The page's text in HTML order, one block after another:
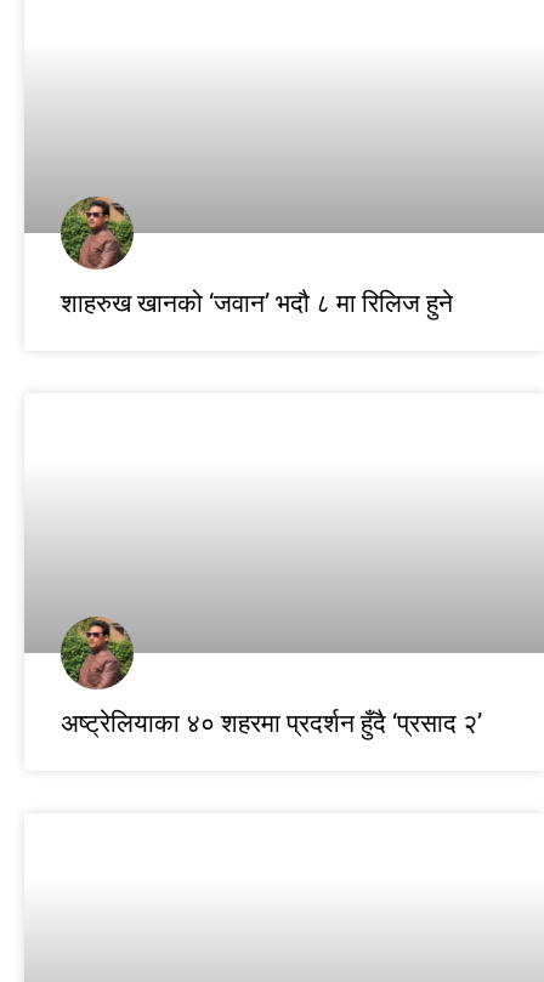
शाहरुख खानको ‘जवान’ भदौ ८ मा रिलिज हुने
अष्ट्रेलियाका ४० शहरमा प्रदर्शन हुँदै ‘प्रसाद २’